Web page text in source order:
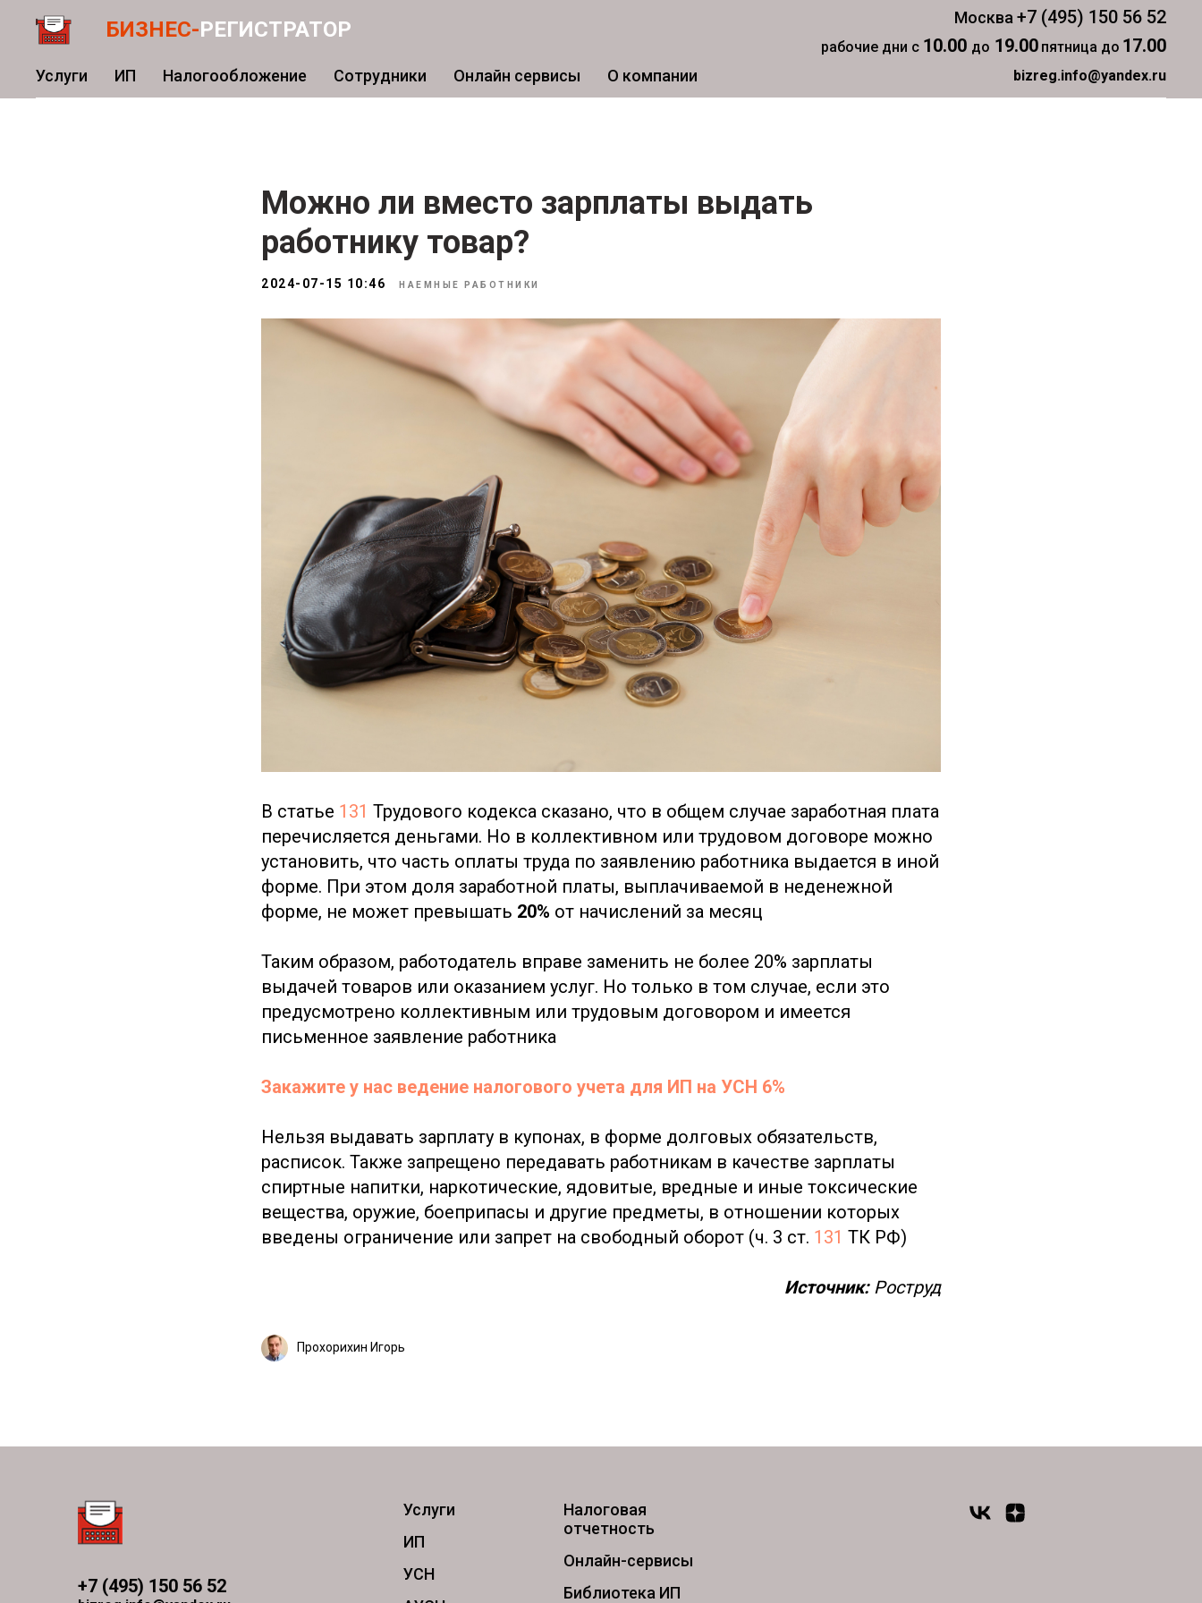
БИЗНЕС-РЕГИСТРАТОР Москва +7 (495) 150 56 52
рабочие дни с 10.00 до 19.00 пятница до 17.00
Услуги ИП Налогообложение Сотрудники Онлайн сервисы О компании bizreg.info@yandex.ru
Можно ли вместо зарплаты выдать
работнику товар?
2024-07-15 10:46 НАЕМНЫЕ РАБОТНИКИ
В статье 131 Трудового кодекса сказано, что в общем случае заработная плата
перечисляется деньгами. Но в коллективном или трудовом договоре можно
установить, что часть оплаты труда по заявлению работника выдается в иной
форме. При этом доля заработной платы, выплачиваемой в неденежной
форме, не может превышать 20% от начислений за месяц
Таким образом, работодатель вправе заменить не более 20% зарплаты
выдачей товаров или оказанием услуг. Но только в том случае, если это
предусмотрено коллективным или трудовым договором и имеется
письменное заявление работника
Закажите у нас ведение налогового учета для ИП на УСН 6%
Нельзя выдавать зарплату в купонах, в форме долговых обязательств,
расписок. Также запрещено передавать работникам в качестве зарплаты
спиртные напитки, наркотические, ядовитые, вредные и иные токсические
вещества, оружие, боеприпасы и другие предметы, в отношении которых
введены ограничение или запрет на свободный оборот (ч. 3 ст. 131 ТК РФ)
Источник:Роструд
Прохорихин Игорь
+7 (495) 150 56 52
Услуги
ИП
УСН
Налоговая
отчетность
Онлайн-сервисы
Библиотека ИП